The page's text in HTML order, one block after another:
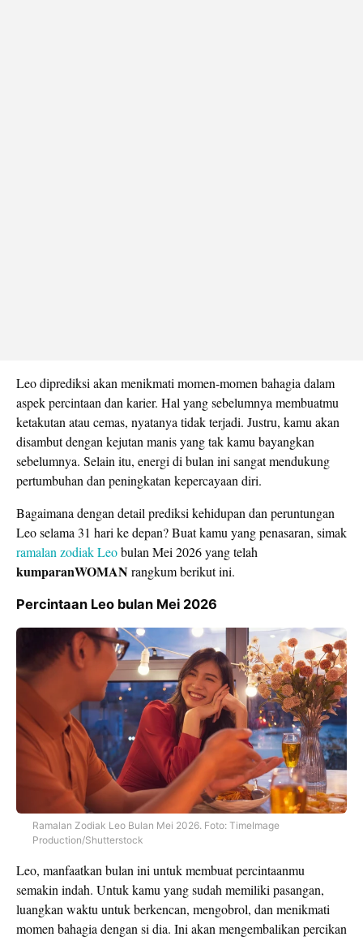
Leo diprediksi akan menikmati momen-momen bahagia dalam
aspek percintaan dan karier. Hal yang sebelumnya membuatmu
ketakutan atau cemas, nyatanya tidak terjadi. Justru, kamu akan
disambut dengan kejutan manis yang tak kamu bayangkan
sebelumnya. Selain itu, energi di bulan ini sangat mendukung
pertumbuhan dan peningkatan kepercayaan diri.
Bagaimana dengan detail prediksi kehidupan dan peruntungan
Leo selama 31 hari ke depan? Buat kamu yang penasaran, simak
ramalan zodiak Leobulan Mei 2026 yang telah
kumparanWOMAN rangkum berikut ini.
Percintaan Leo bulan Mei 2026
Ramalan Zodiak Leo Bulan Mei 2026. Foto: TimeImage
Production/Shutterstock
Leo, manfaatkan bulan ini untuk membuat percintaanmu
semakin indah. Untuk kamu yang sudah memiliki pasangan,
luangkan waktu untuk berkencan, mengobrol, dan menikmati
momen bahagia dengan si dia. Ini akan mengembalikan percikan